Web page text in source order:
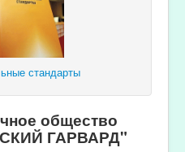
стандарты
общество
ГАРВАРД"